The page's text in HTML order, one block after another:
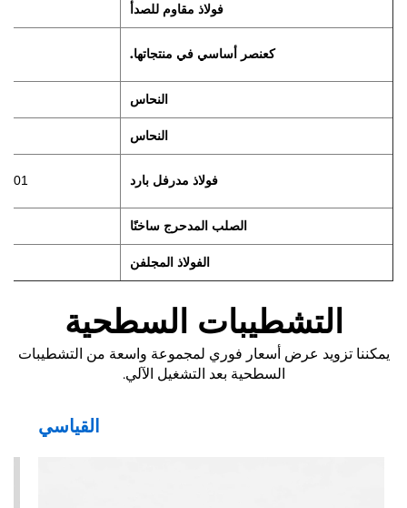
فولاذ مقاوم للصدأ
كعنصر أساسي في منتجاتها.
النحاس
النحاس
فولاذ مدرفل بارد
الصلب المدحرج ساخنًا
الفولاذ المجلفن
التشطيبات السطحية
يمكننا تزويد عرض أسعار فوري لمجموعة واسعة من التشطيبات
السطحية بعد التشغيل الآلي.
القياسي